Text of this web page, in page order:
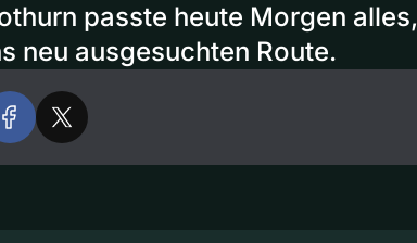
passte heute Morgen alles,
neu ausgesuchten Route.